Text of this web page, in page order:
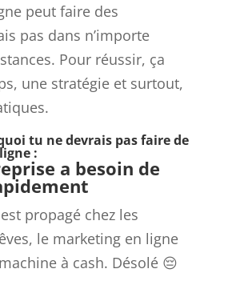
peut faire des
pas dans n’importe
Pour réussir, ça
une stratégie et surtout,
tu ne devrais pas faire de
:
a besoin de
propagé chez les
le marketing en ligne
à cash. Désolé 😔